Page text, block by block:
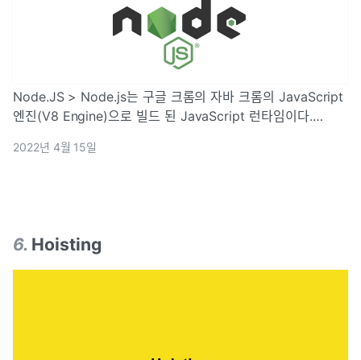
Node.JS > Node.js는 구글 크롬의 자바 크롬의 JavaScript
엔진(V8 Engine)으로 빌드 된 JavaScript 런타임이다.
아닌 브라우저 밖. 즉, 내 컴퓨터에서 다양한 용도로 확장하기
2022년 4월 15일
6. Hoisting